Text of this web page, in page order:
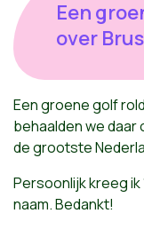
Een
over
Een groene golf
behaalden we
de grootste
Persoonlijk kreeg
naam. Bedankt!